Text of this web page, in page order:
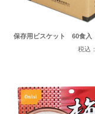
保存用ビスケット 60食入
税込：